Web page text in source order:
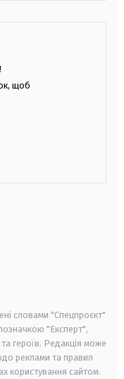
щоб
словами "Спецпроєкт"
"Експерт",
героїв. Редакція може
реклами та правил
користування сайтом.